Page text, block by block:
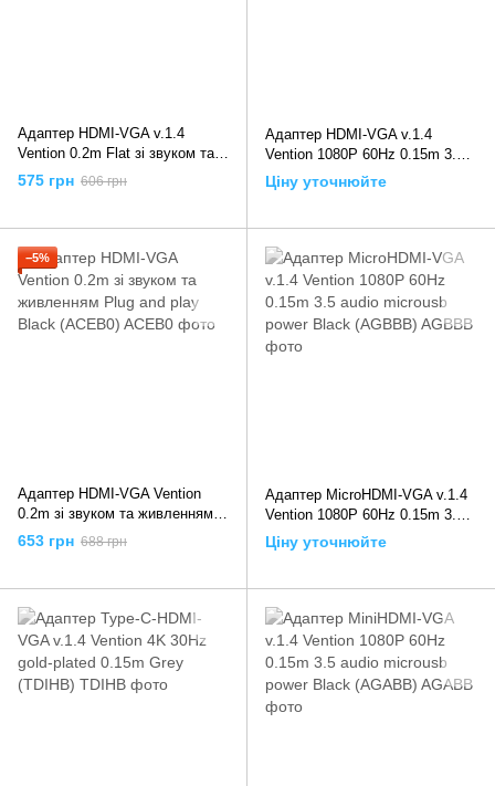
Адаптер HDMI-VGA v.1.4
Vention 0.2m Flat зі звуком та
живленням Black (ACKBB),
0.2m, Чорний
575 грн 606 грн
Адаптер HDMI-VGA v.1.4
Vention 1080P 60Hz 0.15m 3.5
audio microusb power Black
(ACFBB), 0.15m, Чорний
Ціну уточнюйте
−5%
Адаптер HDMI-VGA Vention
0.2m зі звуком та живленням
Plug and play Black (ACEB0),
0.2m, Чорний
653 грн 688 грн
Адаптер MicroHDMI-VGA v.1.4
Vention 1080P 60Hz 0.15m 3.5
audio microusb power Black
(AGBBB), 0.15m, Чорний
Ціну уточнюйте